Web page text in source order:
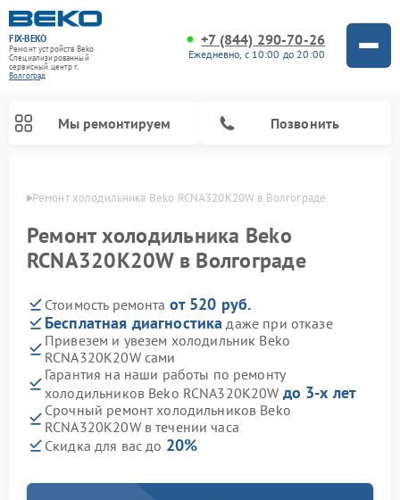
FIX-BEKO
Ремонт устройств Beko
Специализированный
cервисный центр г.
Волгоград
+7 (844) 290-70-26
Ежедневно, с 10:00 до 20:00
Мы ремонтируем Позвонить
Ремонт холодильника Beko RCNA320K20W в Волгограде
Ремонт холодильника Beko
RCNA320K20W в Волгограде
Стоимость ремонта от 520 руб.
Бесплатная диагностика даже при отказе
Привезем и увезем холодильник Beko
RCNA320K20W сами
Гарантия на наши работы по ремонту
холодильников Beko RCNA320K20W до 3-х лет
Срочный ремонт холодильников Beko
RCNA320K20W в течении часа
Скидка для вас до 20%